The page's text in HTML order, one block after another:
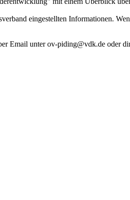
eingestellten Informationen.
Email unter ov-piding@vdk.de oder